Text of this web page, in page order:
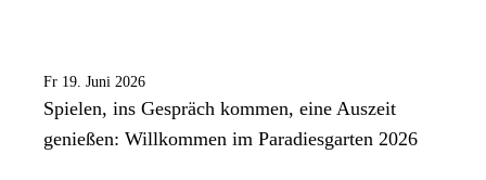
Fr 19. Juni 2026
Spielen, ins Gespräch kommen, eine Auszeit
genießen: Willkommen im Paradiesgarten 2026